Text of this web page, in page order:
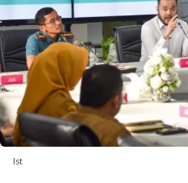
Ist